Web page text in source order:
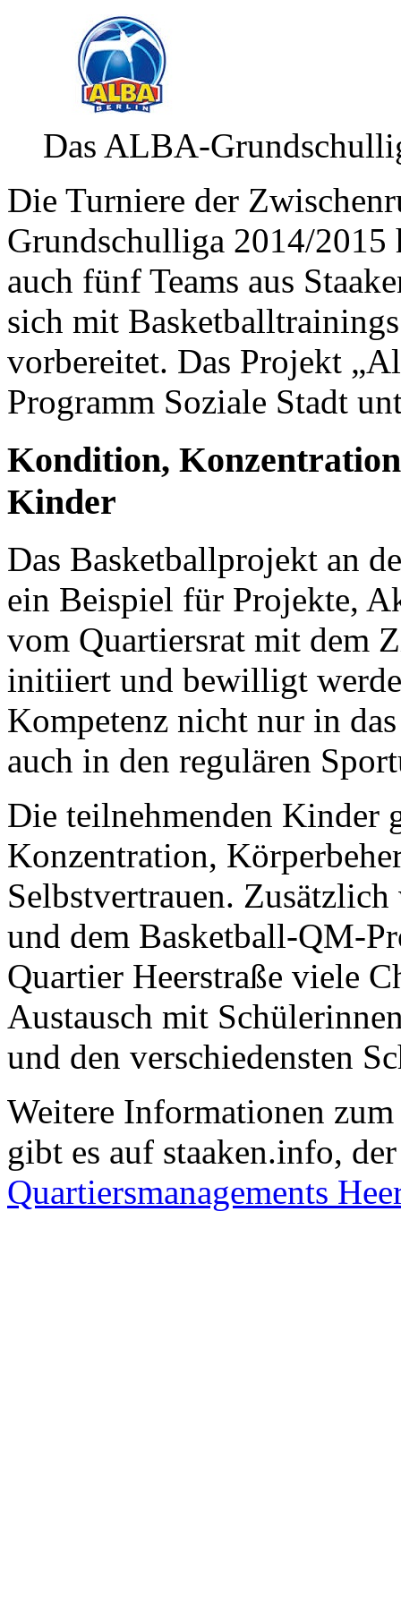
Das ALBA-
Die Turniere der
Grundschulliga 2014/2015
auch fünf Teams aus
sich mit
vorbereitet. Das Projekt
Programm Soziale Stadt
Kondition,
Kinder
Das Basketballprojekt an
ein Beispiel für Projekte,
vom Quartiersrat mit dem
initiiert und bewilligt
Kompetenz nicht nur in
auch in den regulären
Die teilnehmenden Kinder
Konzentration,
Selbstvertrauen.
und dem Basketball-QM-
Quartier Heerstraße viele
Austausch mit
und den verschiedensten
Weitere Informationen
gibt es auf staaken.info,
Quartiersmanagements